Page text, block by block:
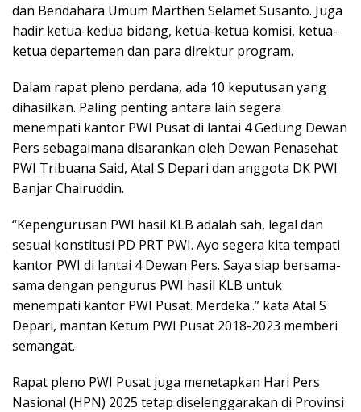
dan Bendahara Umum Marthen Selamet Susanto. Juga
hadir ketua-kedua bidang, ketua-ketua komisi, ketua-
ketua departemen dan para direktur program.
Dalam rapat pleno perdana, ada 10 keputusan yang
dihasilkan. Paling penting antara lain segera
menempati kantor PWI Pusat di lantai 4 Gedung Dewan
Pers sebagaimana disarankan oleh Dewan Penasehat
PWI Tribuana Said, Atal S Depari dan anggota DK PWI
Banjar Chairuddin.
“Kepengurusan PWI hasil KLB adalah sah, legal dan
sesuai konstitusi PD PRT PWI. Ayo segera kita tempati
kantor PWI di lantai 4 Dewan Pers. Saya siap bersama-
sama dengan pengurus PWI hasil KLB untuk
menempati kantor PWI Pusat. Merdeka..” kata Atal S
Depari, mantan Ketum PWI Pusat 2018-2023 memberi
semangat.
Rapat pleno PWI Pusat juga menetapkan Hari Pers
Nasional (HPN) 2025 tetap diselenggarakan di Provinsi